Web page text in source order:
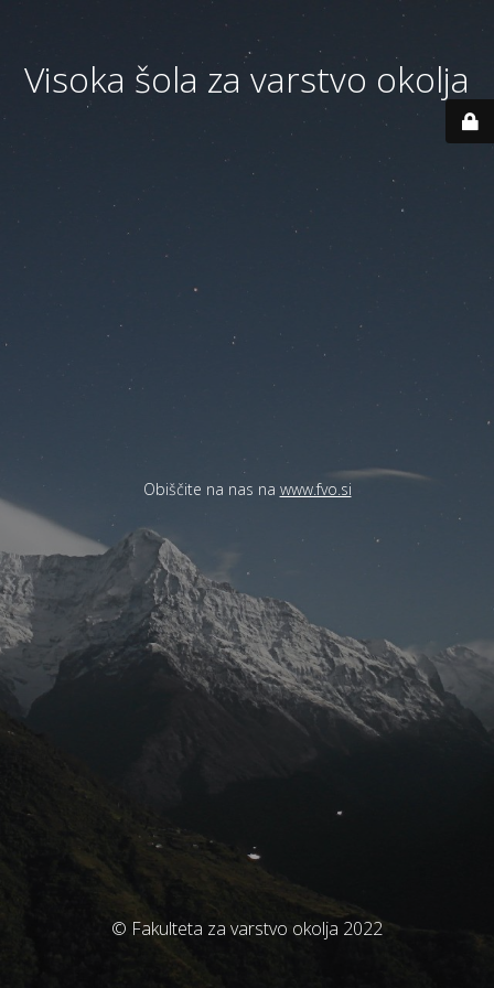
Visoka šola za varstvo okolja
Obiščite na nas na www.fvo.si
© Fakulteta za varstvo okolja 2022